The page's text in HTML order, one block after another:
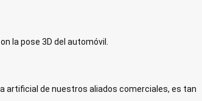
la pose 3D del automóvil.
artificial de nuestros aliados comerciales, es tan